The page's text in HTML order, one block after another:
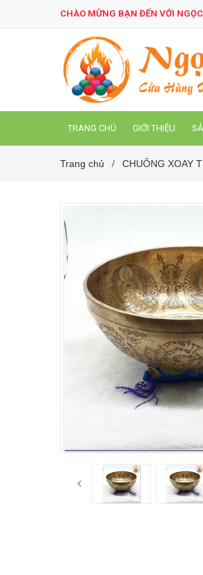
CHÀO MỪNG BẠN ĐẾN VỚI
TRANG CHỦ GIỚI THIỆU
Trang chủ / CHUÔNG XOAY